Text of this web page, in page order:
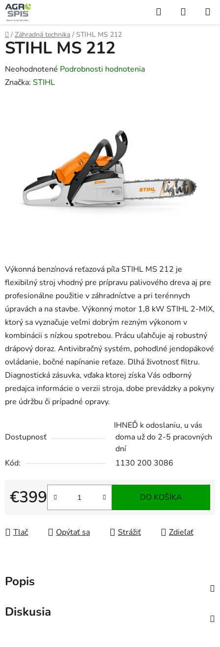
Prejsť
na
obsah
Hľadať
KOŠÍK
Domov
/ Záhradná technika / STIHL MS 212
Výkonná benzínová reťazová píla STIHL MS 212 je
flexibilný stroj vhodný pre prípravu palivového dreva aj pre
profesionálne použitie v záhradníctve a pri terénnych
úpravách a na stavbe. Výkonný motor 1,8 kW STIHL 2-MIX,
ktorý sa vyznačuje veľmi dobrým rezným výkonom v
kombinácii s nízkou spotrebou. Prácu uľahčuje aj robustný
drápový doraz. Antivibračný systém, pohodlné jendopákové
ovládanie, bočné napínanie reťaze. Dlhá životnosť filtru.
Diagnostická zásuvka, vďaka ktorej získa Vás odborný
predajca informácie o verzii stroja, dobe prevádzky a pokyny
pre údržbu či prípadné opravy.
Dostupnosť
IHNEĎ k odoslaniu, u vás
doma už do 2-5 pracovných
dní
Kód:
1130 200 3086
€399
Jednotková cena:
DO KOŠÍKA
Tlač Opýtať sa Strážiť Zdieľať
STIHL MS 212
Priemerné
hodnotenie
Neohodnotené Podrobnosti hodnotenia
Značka: STIHL
Popis
Diskusia